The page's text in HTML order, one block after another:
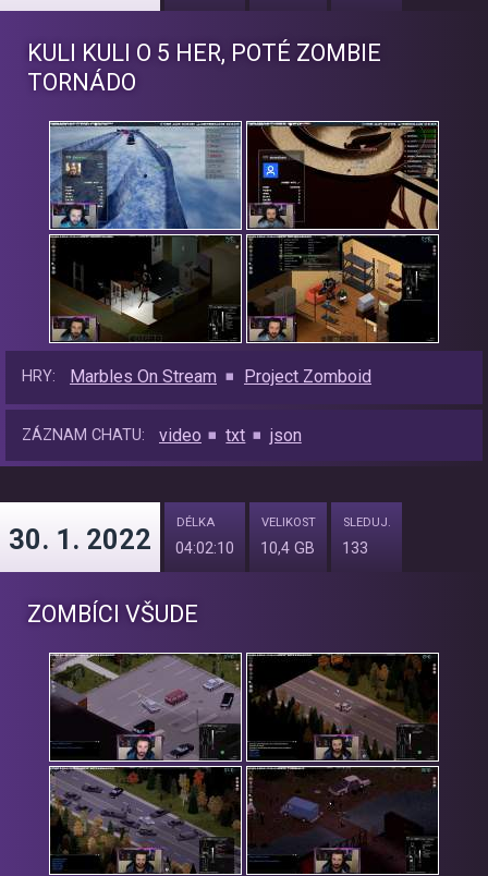
KULI KULI O 5 HER, POTÉ ZOMBIE
TORNÁDO
HRY: Marbles On Stream Project Zomboid
ZÁZNAM CHATU: video txt json
30. 1. 2022
DÉLKA
04:02:10
VELIKOST
10,4 GB
SLEDUJ.
133
ZOMBÍCI VŠUDE